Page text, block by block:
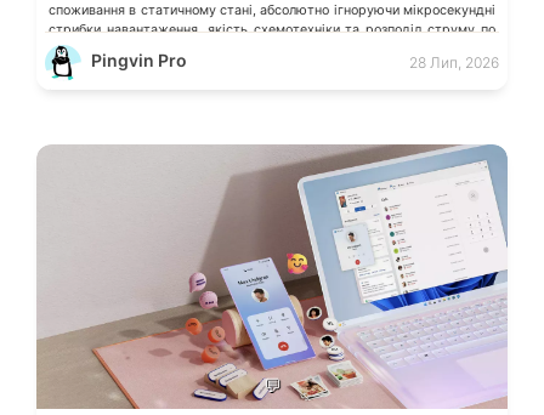
споживання в статичному стані, абсолютно ігноруючи мікросекундні
стрибки навантаження, якість схемотехніки та розподіл струму по
окремих лініях. Розберімо, які технічні параметри насправді
визначають надійність системи живлення та як правильно підібрати
Pingvin Pro 28 Лип, 2026
💬